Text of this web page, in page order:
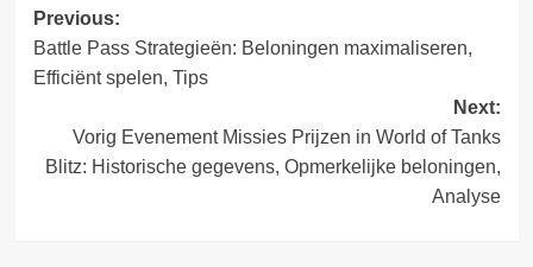
Post
navigation
Previous:
Battle Pass Strategieën: Beloningen maximaliseren,
Efficiënt spelen, Tips
Next:
Vorig Evenement Missies Prijzen in World of Tanks
Blitz: Historische gegevens, Opmerkelijke beloningen,
Analyse